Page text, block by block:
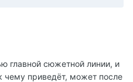
главной сюжетной линии, и
чему приведёт, может после